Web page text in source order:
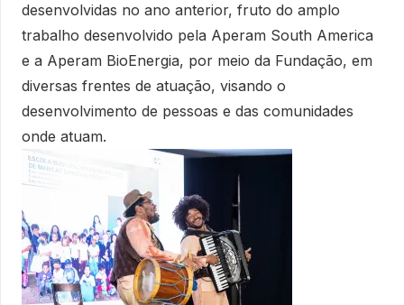
desenvolvidas no ano anterior, fruto do amplo
trabalho desenvolvido pela Aperam South America
e a Aperam BioEnergia, por meio da Fundação, em
diversas frentes de atuação, visando o
desenvolvimento de pessoas e das comunidades
onde atuam.